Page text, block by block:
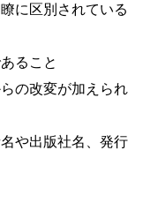
に区別されている
ること
の改変が加えられ
や出版社名、発行